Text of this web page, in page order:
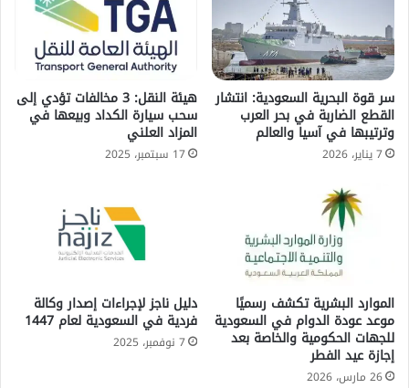
سر قوة البحرية السعودية: انتشار
القطع الضاربة في بحر العرب
وترتيبها في آسيا والعالم
7 يناير، 2026
هيئة النقل: 3 مخالفات تؤدي إلى
سحب سيارة الكداد وبيعها في
المزاد العلني
17 سبتمبر، 2025
الموارد البشرية تكشف رسميًا
موعد عودة الدوام في السعودية
للجهات الحكومية والخاصة بعد
إجازة عيد الفطر
26 مارس، 2026
دليل ناجز لإجراءات إصدار وكالة
فردية في السعودية لعام 1447
7 نوفمبر، 2025